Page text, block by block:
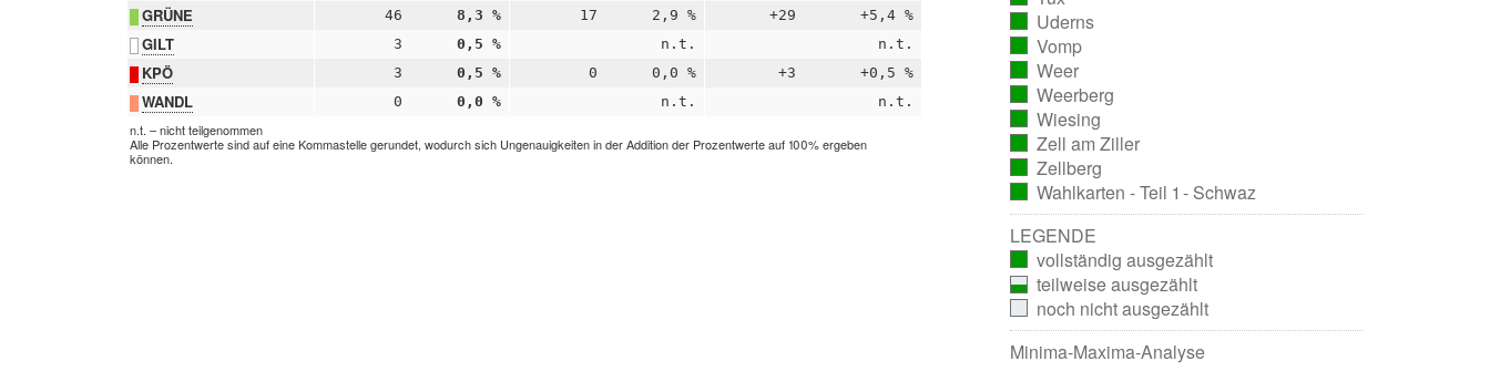
GRÜNE 46 8,3 % 17 2,9 % +29 +5,4 %
GILT 3 0,5 % n.t. n.t.
KPÖ 3 0,5 % 0 0,0 % +3 +0,5 %
WANDL 0 0,0 % n.t. n.t.
n.t. – nicht teilgenommen
Alle Prozentwerte sind auf eine Kommastelle gerundet, wodurch sich Ungenauigkeiten in der Addition der Prozentwerte auf 100% ergeben
können.
ausgezählt)
Uderns
ausgezählt)
Vomp
ausgezählt)
Weer
ausgezählt)
Weerberg
ausgezählt)
Wiesing
ausgezählt)
Zell am Ziller
ausgezählt)
Zellberg
ausgezählt)
Wahlkarten - Teil 1 - Schwaz(vollständig
ausgezählt)
LEGENDE
vollständig ausgezählt
teilweise ausgezählt
noch nicht ausgezählt
Minima-Maxima-Analyse